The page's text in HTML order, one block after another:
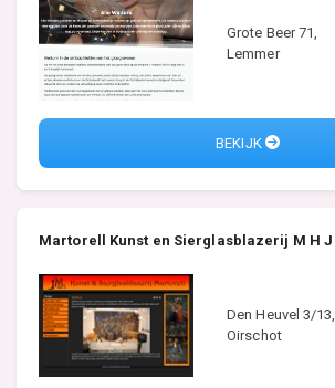
Grote Beer 71,
Lemmer
BEKIJK
Martorell Kunst en Sierglasblazerij M H J
Den Heuvel 3/13,
Oirschot